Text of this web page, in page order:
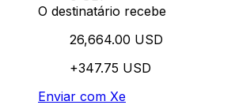
O destinatário recebe
26,664.00 USD
+347.75 USD
Enviar com Xe